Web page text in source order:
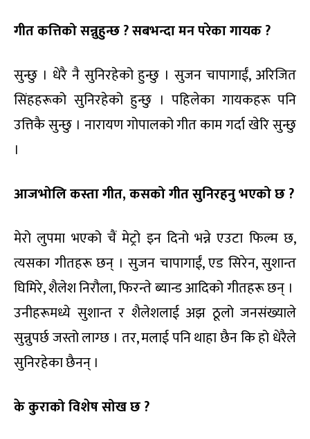
गीत कत्तिको सन्नुहुन्छ ? सबभन्दा मन परेका गायक ?
सुन्छु । धेरै नै सुनिरहेको हुन्छु । सुजन चापागाईं, अरिजित
सिंहहरूको सुनिरहेको हुन्छु । पहिलेका गायकहरू पनि
उत्तिकै सुन्छु । नारायण गोपालको गीत काम गर्दा खेरि सुन्छु
।
आजभोलि कस्ता गीत, कसको गीत सुनिरहनु भएको छ ?
मेरो लुपमा भएको चैं मेट्रो इन दिनो भन्ने एउटा फिल्म छ,
त्यसका गीतहरू छन् । सुजन चापागाईं, एड सिरेन, सुशान्त
घिमिरे, शैलेश निरौला, फिरन्ते ब्यान्ड आदिको गीतहरू छन् ।
उनीहरूमध्ये सुशान्त र शैलेशलाई अझ ठूलो जनसंख्याले
सुन्नुपर्छ जस्तो लाग्छ । तर, मलाई पनि थाहा छैन कि हो धेरैले
सुनिरहेका छैनन् ।
के कुराको विशेष सोख छ ?